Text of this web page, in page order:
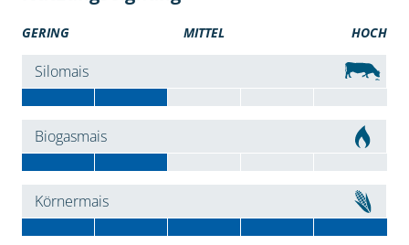
GERING MITTEL HOCH
Silomais
Biogasmais
Körnermais